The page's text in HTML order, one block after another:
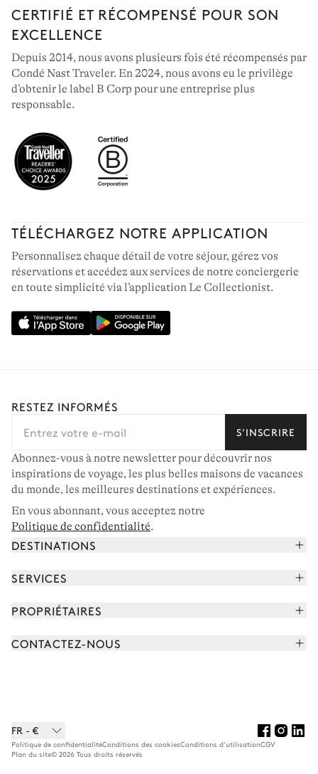
CERTIFIÉ ET RÉCOMPENSÉ POUR SON
EXCELLENCE
Depuis 2014, nous avons plusieurs fois été récompensés par
Condé Nast Traveler. En 2024, nous avons eu le privilège
d’obtenir le label B Corp pour une entreprise plus
responsable.
TÉLÉCHARGEZ NOTRE APPLICATION
Personnalisez chaque détail de votre séjour, gérez vos
réservations et accédez aux services de notre conciergerie
en toute simplicité via l’application Le Collectionist.
RESTEZ INFORMÉS
S'INSCRIRE
Abonnez-vous à notre newsletter pour découvrir nos
inspirations de voyage, les plus belles maisons de vacances
du monde, les meilleures destinations et expériences.
En vous abonnant, vous acceptez notre
Politique de confidentialité.
DESTINATIONS
Corse
Cap Ferret
SERVICES
Réserver vos vacances
Rencontrer votre concierge
PROPRIÉTAIRES
CONTACTEZ-NOUS
Carrières
FR - €
Politique de confidentialitéConditions des cookiesConditions d'utilisationCGV
Plan du site© 2026 Tous droits réservés